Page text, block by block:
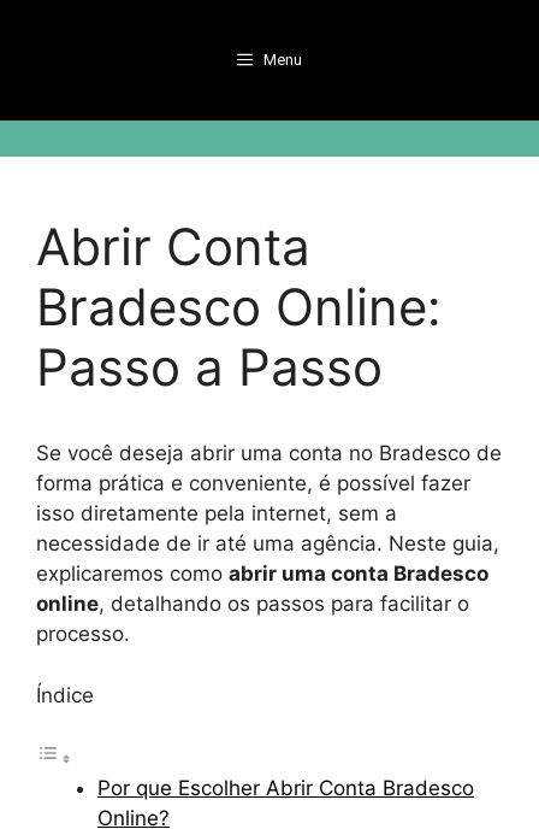
Menu
Abrir Conta
Bradesco Online:
Passo a Passo
Se você deseja abrir uma conta no Bradesco de
forma prática e conveniente, é possível fazer
isso diretamente pela internet, sem a
necessidade de ir até uma agência. Neste guia,
explicaremos como abrir uma conta Bradesco
online, detalhando os passos para facilitar o
processo.
Índice
Por que Escolher Abrir Conta Bradesco
Online?